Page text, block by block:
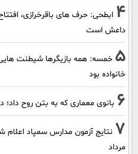
4 ابطحی: حرف های باقرخرازی،
داعش است
5 خمسه: همه بازیگرها شیطنت
خانواده بود
6 بانوی معماری که به بتن روح داد؛
7
مرداد